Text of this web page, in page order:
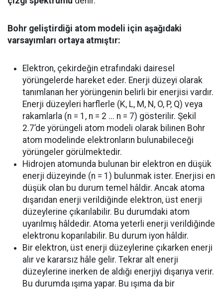
Bohr geliştirdiği atom modeli için aşağıdaki
varsayımları ortaya atmıştır:
Elektron, çekirdeğin etrafındaki dairesel
yörüngelerde hareket eder. Enerji düzeyi olarak
tanımlanan her yörüngenin belirli bir enerjisi vardır.
Enerji düzeyleri harflerle (K, L, M, N, O, P, Q) veya
rakamlarla (n = 1, n = 2 ... n = 7) gösterilir. Şekil
2.7’de yörüngeli atom modeli olarak bilinen Bohr
atom modelinde elektronların bulunabileceği
yörüngeler görülmektedir.
Hidrojen atomunda bulunan bir elektron en düşük
enerji düzeyinde (n = 1) bulunmak ister. Enerjisi en
düşük olan bu durum temel hâldir. Ancak atoma
dışarıdan enerji verildiğinde elektron, üst enerji
düzeylerine çıkarılabilir. Bu durumdaki atom
uyarılmış hâldedir. Atoma yeterli enerji verildiğinde
elektronu koparılabilir. Bu durum iyon hâldir.
Bir elektron, üst enerji düzeylerine çıkarken enerji
alır ve kararsız hâle gelir. Tekrar alt enerji
düzeylerine inerken de aldığı enerjiyi dışarıya verir.
Bu durumda ışıma yapar. Bu ışıma da bir